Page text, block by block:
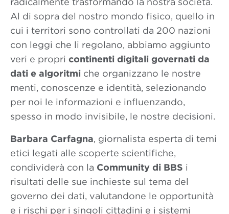
Al di sopra del nostro mondo fisico, quello in
cui i territori sono controllati da 200 nazioni
con leggi che li regolano, abbiamo aggiunto
veri e propri continenti digitali governati da
dati e algoritmi che organizzano le nostre
menti, conoscenze e identità, selezionando
per noi le informazioni e influenzando,
spesso in modo invisibile, le nostre decisioni.
Barbara Carfagna, giornalista esperta di temi
etici legati alle scoperte scientifiche,
condividerà con la Community di BBS i
risultati delle sue inchieste sul tema del
governo dei dati, valutandone le opportunità
e i rischi per i singoli cittadini e i sistemi